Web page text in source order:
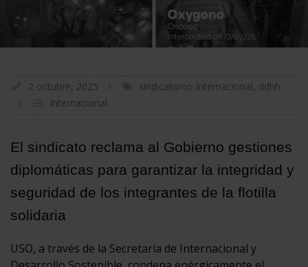
2 octubre, 2025 sindicalismo internacional, ddhh
Internacional
El sindicato reclama al Gobierno gestiones
diplomáticas para garantizar la integridad y
seguridad de los integrantes de la flotilla
solidaria
USO, a través de la Secretaría de Internacional y